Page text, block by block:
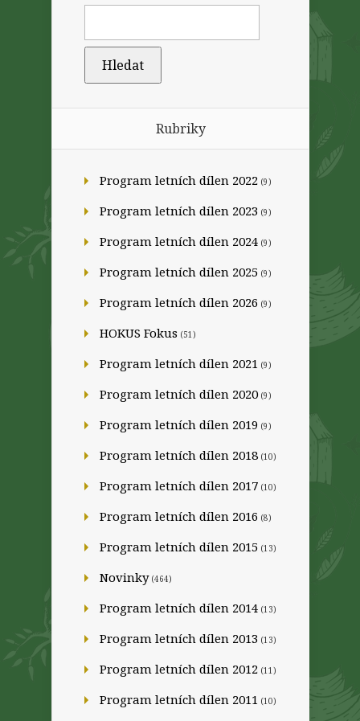
Rubriky
Program letních dílen 2022 (9)
Program letních dílen 2023 (9)
Program letních dílen 2024 (9)
Program letních dílen 2025 (9)
Program letních dílen 2026 (9)
HOKUS Fokus (51)
Program letních dílen 2021 (9)
Program letních dílen 2020 (9)
Program letních dílen 2019 (9)
Program letních dílen 2018 (10)
Program letních dílen 2017 (10)
Program letních dílen 2016 (8)
Program letních dílen 2015 (13)
Novinky(464)
Program letních dílen 2014 (13)
Program letních dílen 2013 (13)
Program letních dílen 2012 (11)
Program letních dílen 2011 (10)